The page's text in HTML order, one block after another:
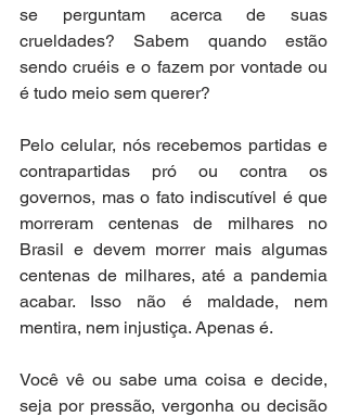
se perguntam acerca de suas
crueldades? Sabem quando estão
sendo cruéis e o fazem por vontade ou
é tudo meio sem querer?
Pelo celular, nós recebemos partidas e
contrapartidas pró ou contra os
governos, mas o fato indiscutível é que
morreram centenas de milhares no
Brasil e devem morrer mais algumas
centenas de milhares, até a pandemia
acabar. Isso não é maldade, nem
mentira, nem injustiça. Apenas é.
Você vê ou sabe uma coisa e decide,
seja por pressão, vergonha ou decisão